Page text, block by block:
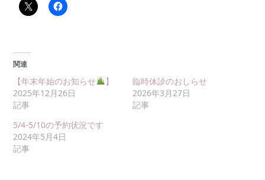
関連
【年末年始のお知らせ
】
2025年12月26日
記事
臨時休診のおしらせ
2026年3月27日
記事
5/4-5/10の予約状況です
2024年5月4日
記事